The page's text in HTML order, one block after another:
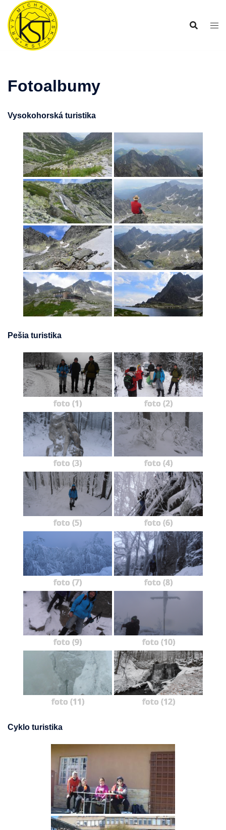
Preskočiť
obsah
Fotoalbumy
Vysokohorská turistika
Pešia turistika
foto (1) foto (2)
foto (3) foto (4)
foto (5) foto (6)
foto (7) foto (8)
foto (9) foto (10)
foto (11) foto (12)
Cyklo turistika